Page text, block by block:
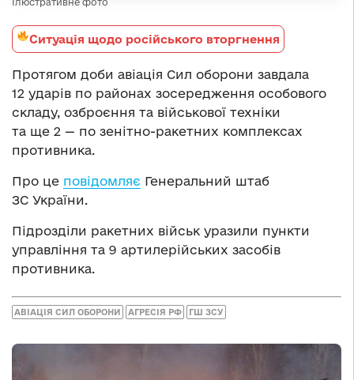
Ситуація щодо російського вторгнення
Протягом доби авіація Сил оборони завдала
12 ударів по районах зосередження особового
складу, озброєння та військової техніки
та ще 2 — по зенітно-ракетних комплексах
противника.
Про це повідомляє Генеральний штаб
ЗС України.
Підрозділи ракетних військ уразили пункти
управління та 9 артилерійських засобів
противника.
АВІАЦІЯ СИЛ ОБОРОНИ АГРЕСІЯ РФ ГШ ЗСУ